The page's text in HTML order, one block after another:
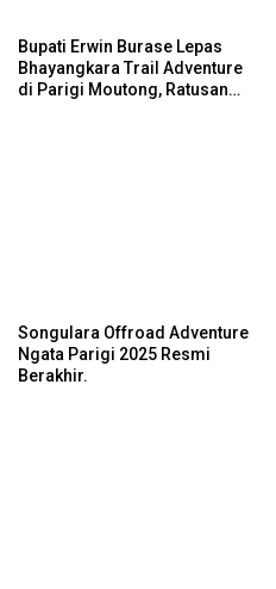
Bupati Erwin Burase Lepas
Bhayangkara Trail Adventure
di Parigi Moutong, Ratusan
Songulara Offroad Adventure
Ngata Parigi 2025 Resmi
Berakhir.